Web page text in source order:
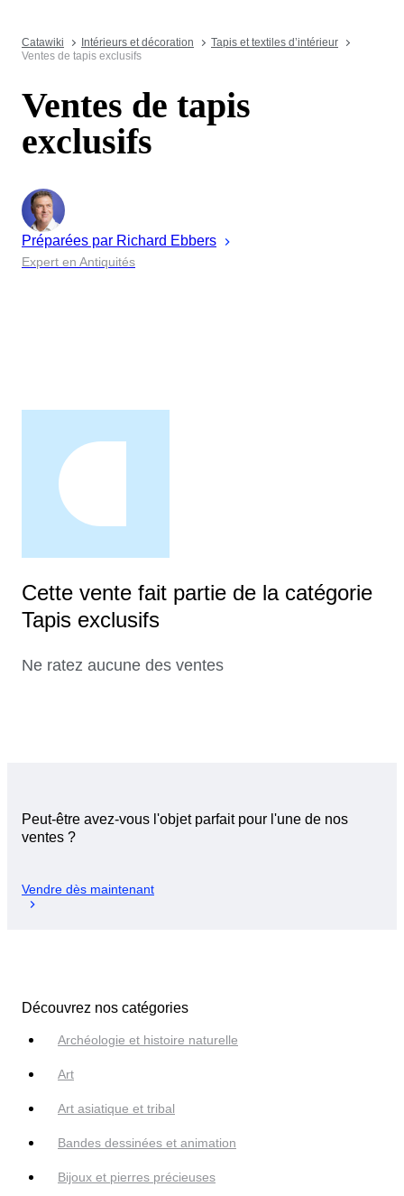
Catawiki Intérieurs et décoration
Tapis et textiles d’intérieur
Ventes de tapis exclusifs
Ventes de tapis
exclusifs
Préparées par Richard Ebbers
Expert en Antiquités
Cette vente fait partie de la catégorie
Tapis exclusifs
Ne ratez aucune des ventes
Peut-être avez-vous l'objet parfait pour l'une de nos
ventes ?
Vendre dès maintenant
Découvrez nos catégories
Archéologie et histoire naturelle
Art
Art asiatique et tribal
Bandes dessinées et animation
Bijoux et pierres précieuses